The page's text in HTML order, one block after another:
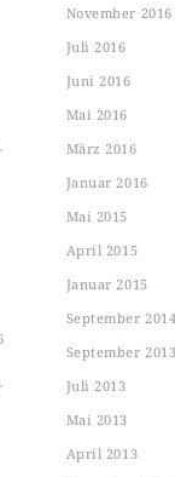
November 2016
Juli 2016
Juni 2016
Mai 2016
März 2016
Januar 2016
Mai 2015
April 2015
Januar 2015
September
September
Juli 2013
Mai 2013
April 2013